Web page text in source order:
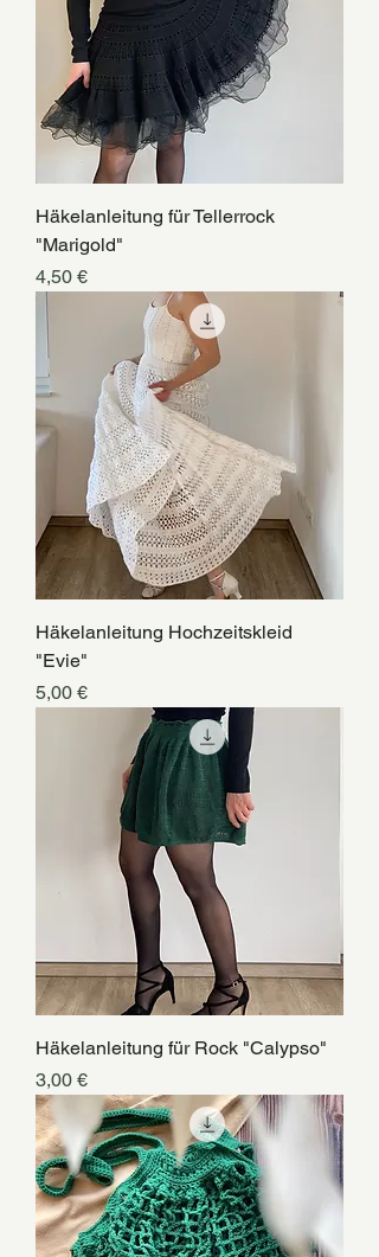
Häkelanleitung für Tellerrock
"Marigold"
Preis
4,50 €
Häkelanleitung Hochzeitskleid
"Evie"
Preis
5,00 €
Häkelanleitung für Rock "Calypso"
Preis
3,00 €